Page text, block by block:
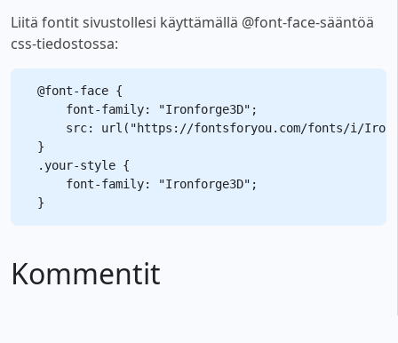
Liitä fontit sivustollesi käyttämällä @font-face-sääntöä
css-tiedostossa:
@font-face {
    font-family: "Ironforge3D";
src: url("https://fontsforyou.com/fonts/i/
}
.your-style {
    font-family: "Ironforge3D";
Kommentit